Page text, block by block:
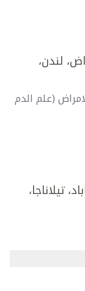
لندن،
(علم الدم
تيلاناجا،